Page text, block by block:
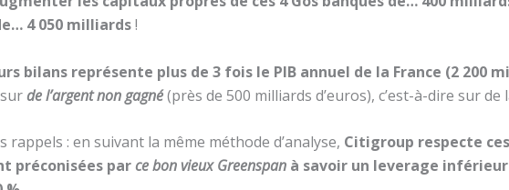
4 050 milliards!
bilans représente plus de 3 fois le PIB annuel de la France (2 200
de l’argent non gagné(près de 500 milliards d’euros), c’est-à-dire sur
rappels : en suivant la même méthode d’analyse, Citigroup respecte
préconisées parce bon vieux Greenspan à savoir un leverage